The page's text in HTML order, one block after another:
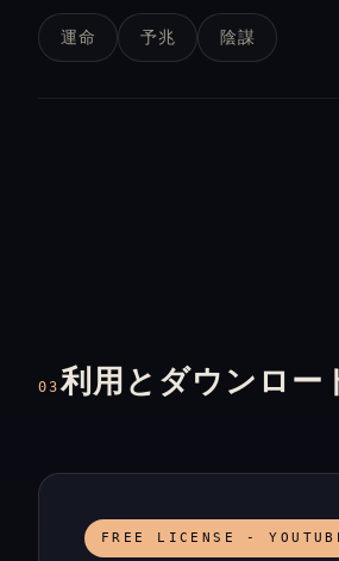
運命 予兆 陰謀
03利用とダウンロー
FREE LICENSE -